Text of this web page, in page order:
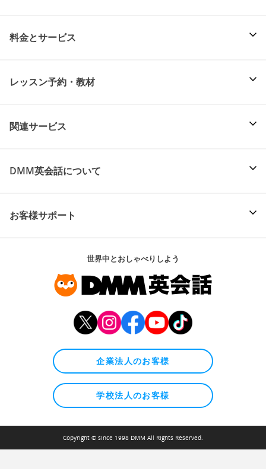
料金とサービス
レッスン予約・教材
関連サービス
DMM英会話について
お客様サポート
世界中とおしゃべりしよう
企業法人のお客様
学校法人のお客様
Copyright © since 1998 DMM All Rights Reserved.